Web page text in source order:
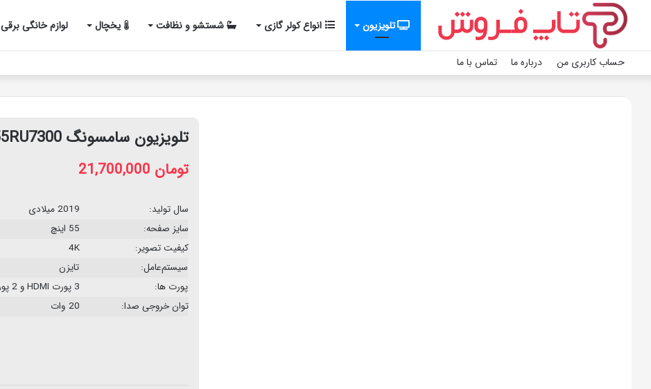
تلویزیون انواع کولر گازی شستشو و نظافت یخچال لوازم خانگی برقی
حساب کاربری من درباره ما تماس با ما
تلویزیون سامسونگ 55RU7300
تومان21,700,000
سال تولید:
2019 میلادی
سایز صفحه:
55 اینچ
کیفیت تصویر:
4K
سیستم‌عامل:
تایزن
پورت ها:
3 پورت HDMI و 2 پورت USB
توان خروجی صدا:
20 وات